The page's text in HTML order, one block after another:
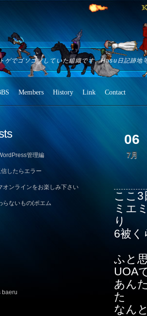
ゲでゴソゴソしていた組織です。Hasu日記跡地
Members History Link Contact
06
7月
ここ3
ミエ
り
6被く
ふと
UOA
あん
た
なん
管理編
したらエラー
オンラインをお楽しみ下さい
らないもの(ポエム
baeru